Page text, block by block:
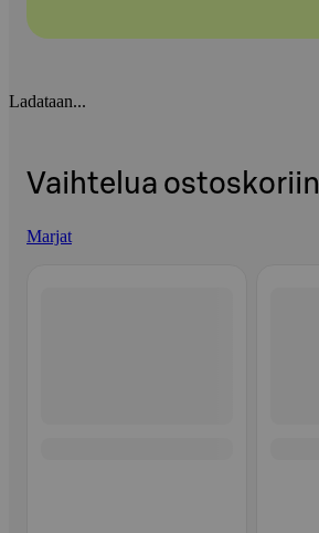
Ladataan...
Vaihtelua ostoskoriin
Marjat